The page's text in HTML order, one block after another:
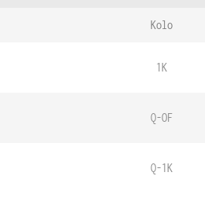
Kolo
1K
Q-OF
Q-1K